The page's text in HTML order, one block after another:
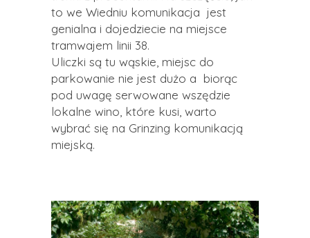
to we Wiedniu komunikacja jest
genialna i dojedziecie na miejsce
tramwajem linii 38.
Uliczki są tu wąskie, miejsc do
parkowanie nie jest dużo a biorąc
pod uwagę serwowane wszędzie
lokalne wino, które kusi, warto
wybrać się na Grinzing komunikacją
miejską.